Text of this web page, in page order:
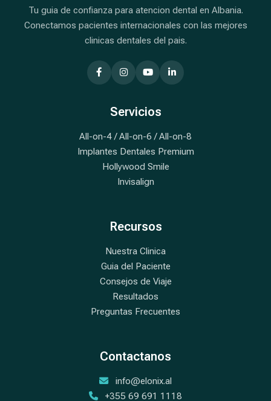
Tu guia de confianza para atencion dental en Albania.
Conectamos pacientes internacionales con las mejores
clinicas dentales del pais.
Servicios
All-on-4 / All-on-6 / All-on-8
Implantes Dentales Premium
Hollywood Smile
Invisalign
Recursos
Nuestra Clinica
Guia del Paciente
Consejos de Viaje
Resultados
Preguntas Frecuentes
Contactanos
info@elonix.al
+355 69 691 1118